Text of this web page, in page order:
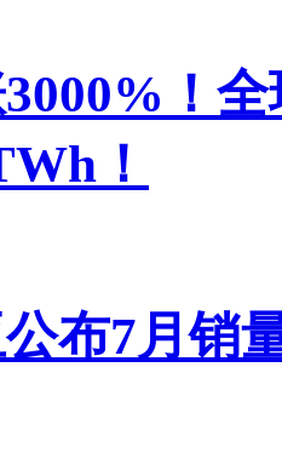
！
！
布7月销